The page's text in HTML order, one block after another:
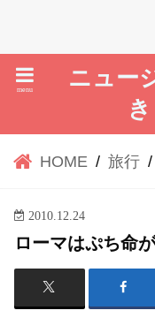
ニュー
menu
HOME 旅行
2010.12.24
ローマはぷち命